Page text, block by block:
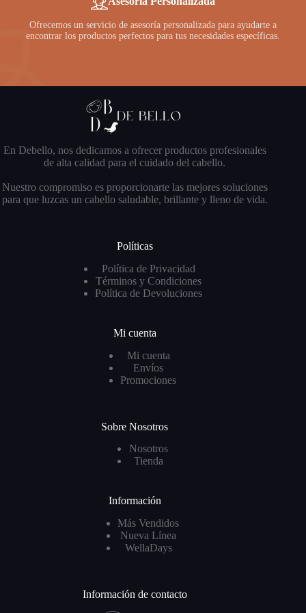
Ofrecemos un servicio de asesoría personalizada para ayudarte a
encontrar los productos perfectos para tus necesidades específicas.
En Debello, nos dedicamos a ofrecer productos profesionales
de alta calidad para el cuidado del cabello.
Nuestro compromiso es proporcionarte las mejores soluciones
para que luzcas un cabello saludable, brillante y lleno de vida.
Políticas
Política de Privacidad
Términos y Condiciones
Política de Devoluciones
Mi cuenta
Mi cuenta
Envíos
Promociones
Sobre Nosotros
Nosotros
Tienda
Información
Más Vendidos
Nueva Línea
WellaDays
Información de contacto